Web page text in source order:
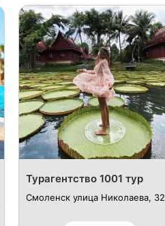
Турагентство 1001 тур
Смоленск улица Николаева, 32